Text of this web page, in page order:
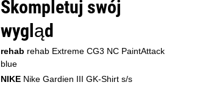
Skompletuj swój
wygląd
rehab rehab Extreme CG3 NC PaintAttack
blue
NIKE Nike Gardien III GK-Shirt s/s